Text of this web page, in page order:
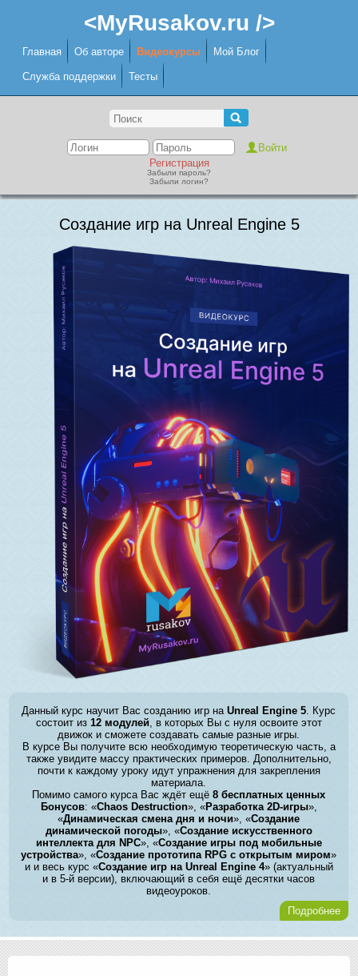
<MyRusakov.ru />
Главная Об авторе Видеокурсы Мой Блог
Служба поддержки Тесты
Регистрация
Забыли пароль?
Забыли логин?
Создание игр на Unreal Engine 5
Данный курс научит Вас созданию игр наUnreal Engine 5 . Курс
состоит из 12 модулей, в которых Вы с нуля освоите этот
движок и сможете создавать самые разные игры.
В курсе Вы получите всю необходимую теоретическую часть, а
также увидите массу практических примеров. Дополнительно,
почти к каждому уроку идут упражнения для закрепления
материала.
Помимо самого курса Вас ждёт ещё8 бесплатных ценных
Бонусов: «Chaos Destruction», «Разработка 2D-игры»,
«Динамическая смена дня и ночи», «Создание
динамической погоды», «Создание искусственного
интеллекта для NPC», «Создание игры под мобильные
устройства», «Создание прототипа RPG с открытым миром»
и и весь курс «Создание игр на Unreal Engine 4» (актуальный
и в 5-й версии), включающий в себя ещё десятки часов
видеоуроков.
Подробнее